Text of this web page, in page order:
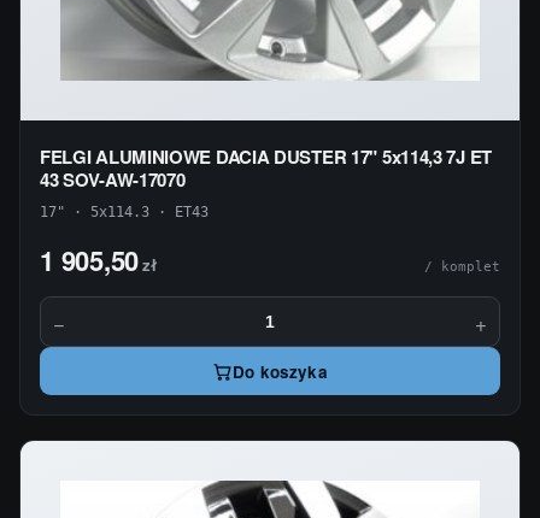
FELGI ALUMINIOWE DACIA DUSTER 17" 5x114,3 7J ET
43 SOV-AW-17070
17" · 5x114.3 · ET43
1 905,50zł / komplet
− +
Do koszyka